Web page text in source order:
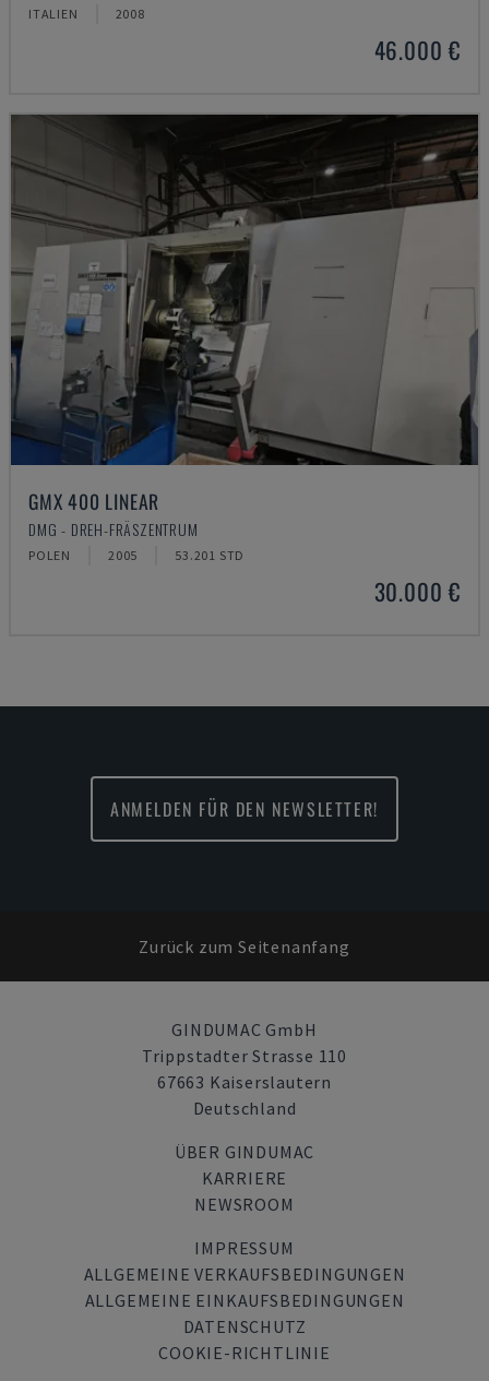
ITALIEN 2008
46.000 €
GMX 400 LINEAR
DMG - DREH-FRÄSZENTRUM
POLEN 2005 53.201 STD
30.000 €
ANMELDEN FÜR DEN NEWSLETTER!
Zurück zum Seitenanfang
GINDUMAC GmbH
Trippstadter Strasse 110
67663 Kaiserslautern
Deutschland
ÜBER GINDUMAC
KARRIERE
NEWSROOM
IMPRESSUM
ALLGEMEINE VERKAUFSBEDINGUNGEN
ALLGEMEINE EINKAUFSBEDINGUNGEN
DATENSCHUTZ
COOKIE-RICHTLINIE